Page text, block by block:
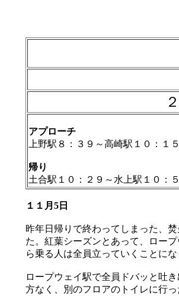
アプローチ
上野駅８：３９～高崎駅１０：１
帰り
土合駅１０：２９～水上駅１０：
１１月5日
昨年日帰りで終わってしまった、
た。紅葉シーズンとあって、ロー
ら乗る人は全員立っていくことにな
ロープウェイ駅で全員ドバッと吐
方なく、別のフロアのトイレに行